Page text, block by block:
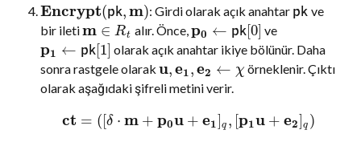
Encrypt(pk,m): Girdi olarak açık anahtar pk ve
bir iletim ∈ Rt alır. Önce,p0 ← pk[0] ve
p1 ← pk[1] olarak açık anahtar ikiye bölünür. Daha
sonra rastgele olarak u,e1,e2 ← χ örneklenir. Çıktı
olarak aşağıdaki şifreli metini verir.
ct = ([δ ⋅ m + p0u + e1]q , [p1u + e2]q )